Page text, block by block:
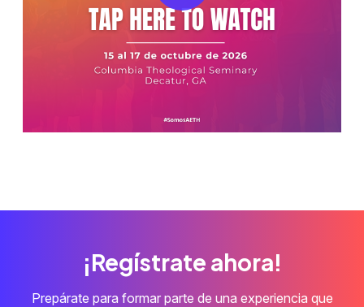
¡Regístrate ahora!
Prepárate para formar parte de una experiencia que